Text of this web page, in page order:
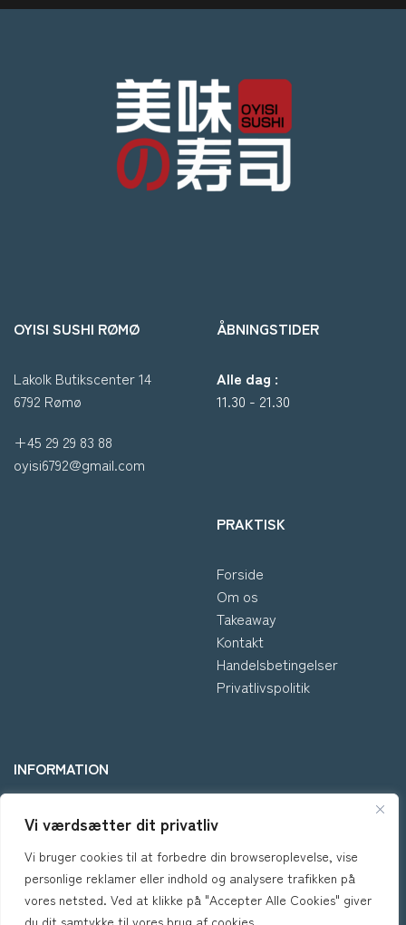
Vi værdsætter dit privatliv
Vi bruger cookies til at forbedre din browseroplevelse, vise
personlige reklamer eller indhold og analysere trafikken på
vores netsted. Ved at klikke på "Accepter Alle Cookies" giver
du dit samtykke til vores brug af cookies.
OYISI SUSHI RØMØ
Lakolk Butikscenter 14
6792 Rømø
+45 29 29 83 88
oyisi6792@gmail.com
ÅBNINGSTIDER
Alle dag :
11.30 - 21.30
PRAKTISK
Forside
Om os
Takeaway
Kontakt
Handelsbetingelser
Privatlivspolitik
INFORMATION
*Kontakt os hvis du har
ingredienser i vores retter.